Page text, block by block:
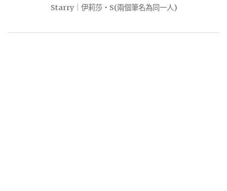
Starry｜伊莉莎・S(兩個筆名為同一人)